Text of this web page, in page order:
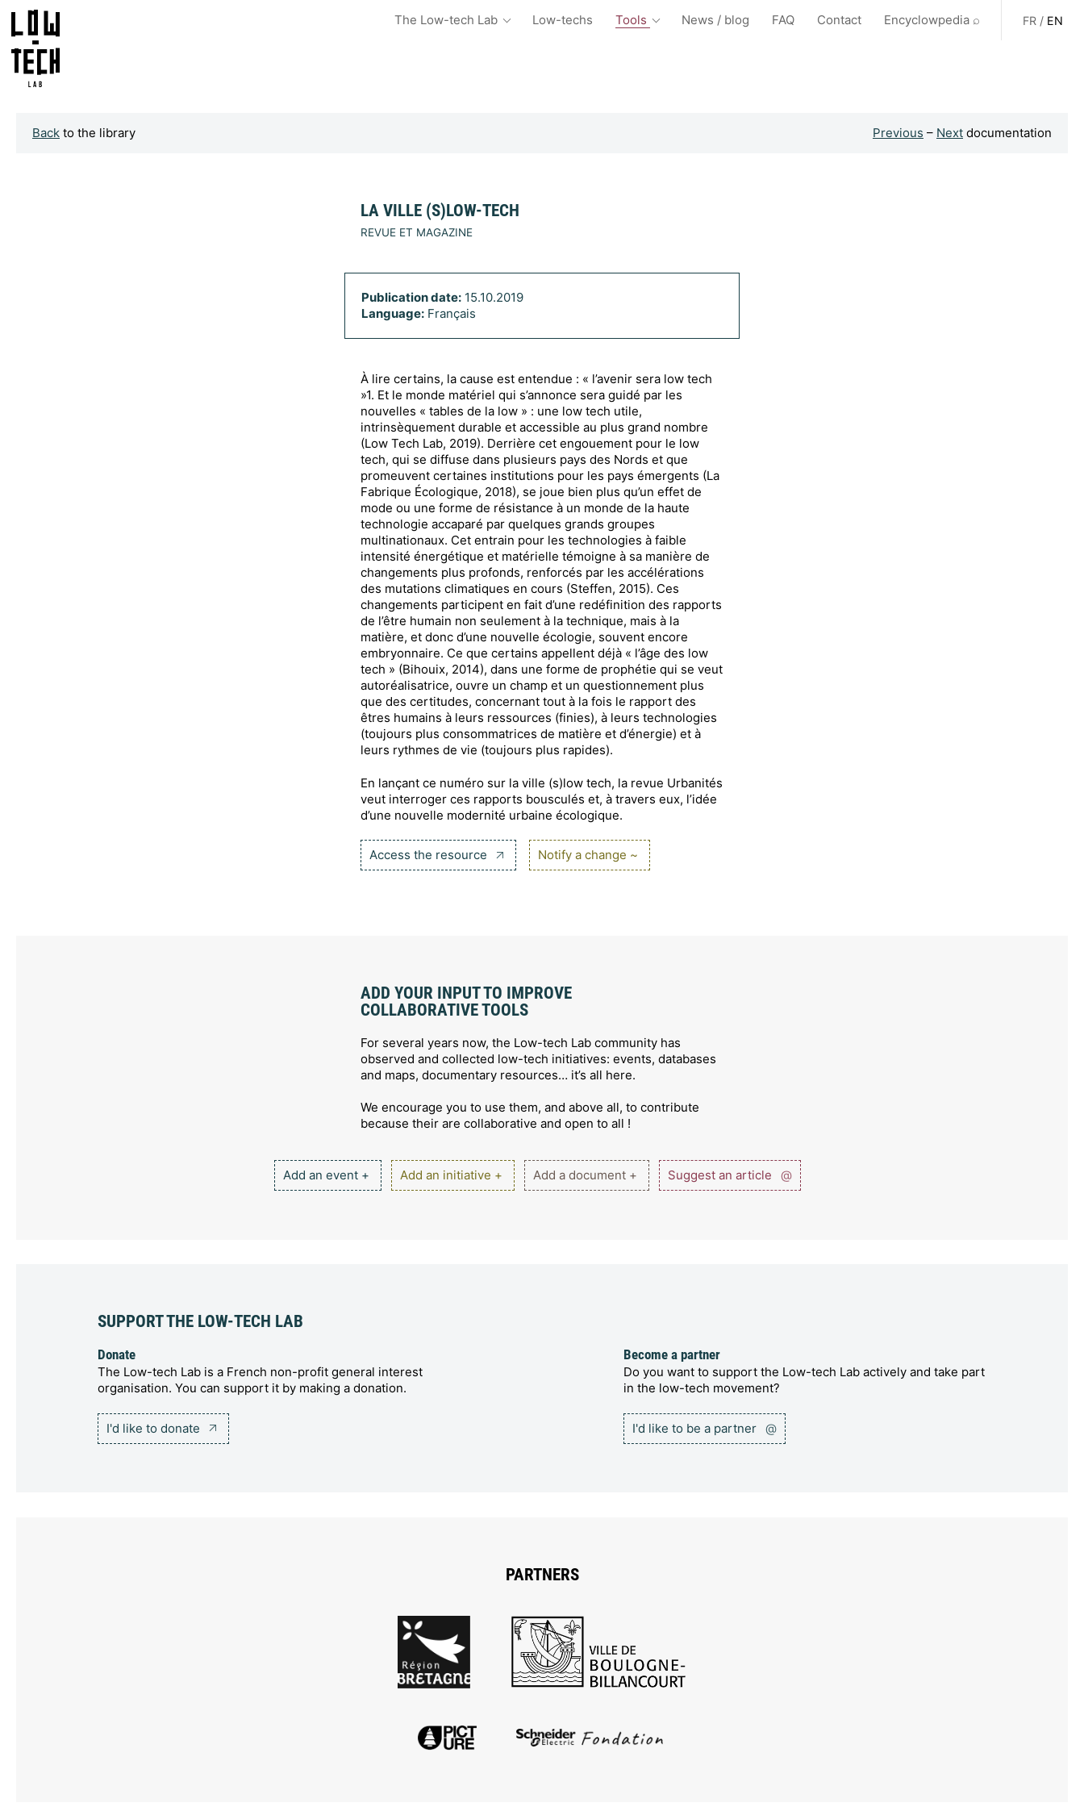
The Low-tech Lab Low-techs Tools News / blog FAQ Contact Encyclowpedia ⌕ FR / EN
Back to the library Previous – Next documentation
LA VILLE (S)LOW-TECH
REVUE ET MAGAZINE
Publication date: 15.10.2019
Language: Français
À lire certains, la cause est entendue : « l’avenir sera low tech
»1. Et le monde matériel qui s’annonce sera guidé par les
nouvelles « tables de la low » : une low tech utile,
intrinsèquement durable et accessible au plus grand nombre
(Low Tech Lab, 2019). Derrière cet engouement pour le low
tech, qui se diffuse dans plusieurs pays des Nords et que
promeuvent certaines institutions pour les pays émergents (La
Fabrique Écologique, 2018), se joue bien plus qu’un effet de
mode ou une forme de résistance à un monde de la haute
technologie accaparé par quelques grands groupes
multinationaux. Cet entrain pour les technologies à faible
intensité énergétique et matérielle témoigne à sa manière de
changements plus profonds, renforcés par les accélérations
des mutations climatiques en cours (Steffen, 2015). Ces
changements participent en fait d’une redéfinition des rapports
de l’être humain non seulement à la technique, mais à la
matière, et donc d’une nouvelle écologie, souvent encore
embryonnaire. Ce que certains appellent déjà « l’âge des low
tech » (Bihouix, 2014), dans une forme de prophétie qui se veut
autoréalisatrice, ouvre un champ et un questionnement plus
que des certitudes, concernant tout à la fois le rapport des
êtres humains à leurs ressources (finies), à leurs technologies
(toujours plus consommatrices de matière et d’énergie) et à
leurs rythmes de vie (toujours plus rapides).
En lançant ce numéro sur la ville (s)low tech, la revue Urbanités
veut interroger ces rapports bousculés et, à travers eux, l’idée
d’une nouvelle modernité urbaine écologique.
Access the resource Notify a change ~
ADD YOUR INPUT TO IMPROVE
COLLABORATIVE TOOLS
For several years now, the Low-tech Lab community has
observed and collected low-tech initiatives: events, databases
and maps, documentary resources… it’s all here.
We encourage you to use them, and above all, to contribute
because their are collaborative and open to all !
Add an event + Add an initiative + Add a document + Suggest an article @
SUPPORT THE LOW-TECH LAB
Donate
The Low-tech Lab is a French non-profit general interest
organisation. You can support it by making a donation.
I'd like to donate
Become a partner
Do you want to support the Low-tech Lab actively and take part
in the low-tech movement?
I'd like to be a partner @
PARTNERS